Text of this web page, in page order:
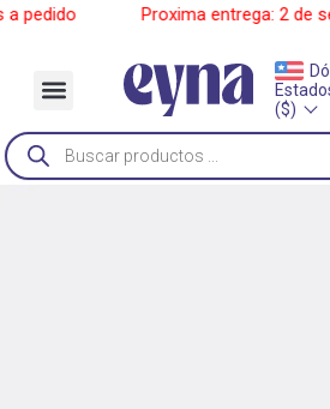
Ir
______ Proxima entrega: 2 de
Menu
($)
Búsqueda
de
productos